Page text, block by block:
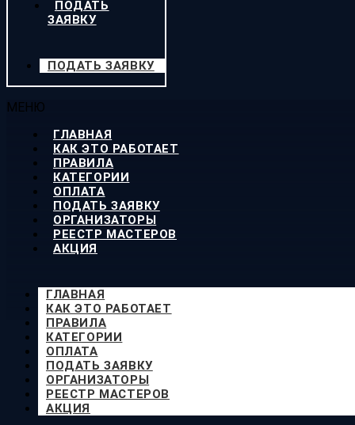
ПОДАТЬ
ЗАЯВКУ
ПОДАТЬ ЗАЯВКУ
МЕНЮ
ГЛАВНАЯ
КАК ЭТО РАБОТАЕТ
ПРАВИЛА
КАТЕГОРИИ
ОПЛАТА
ПОДАТЬ ЗАЯВКУ
ОРГАНИЗАТОРЫ
РЕЕСТР МАСТЕРОВ
АКЦИЯ
ГЛАВНАЯ
КАК ЭТО РАБОТАЕТ
ПРАВИЛА
КАТЕГОРИИ
ОПЛАТА
ПОДАТЬ ЗАЯВКУ
ОРГАНИЗАТОРЫ
РЕЕСТР МАСТЕРОВ
АКЦИЯ